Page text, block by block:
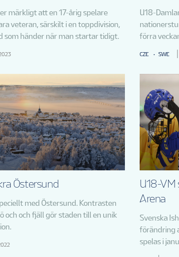
märkligt att en 17-årig spelare
veteran, särskilt i en toppdivision,
som händer när man startar tidigt.
U18-
förra
CZE SWE
Östersund
med Östersund. Kontrasten
och och fjäll gör staden till en unik
U18-VM
Arena
Svenska
förändring
spelas i